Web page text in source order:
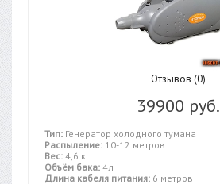
Отзывов (0)
39900 руб.
Тип: Генератор холодного тумана
Распыление: 10-12 метров
Вес: 4,6 кг
Объём бака: 4л
Длина кабеля питания: 6 метров